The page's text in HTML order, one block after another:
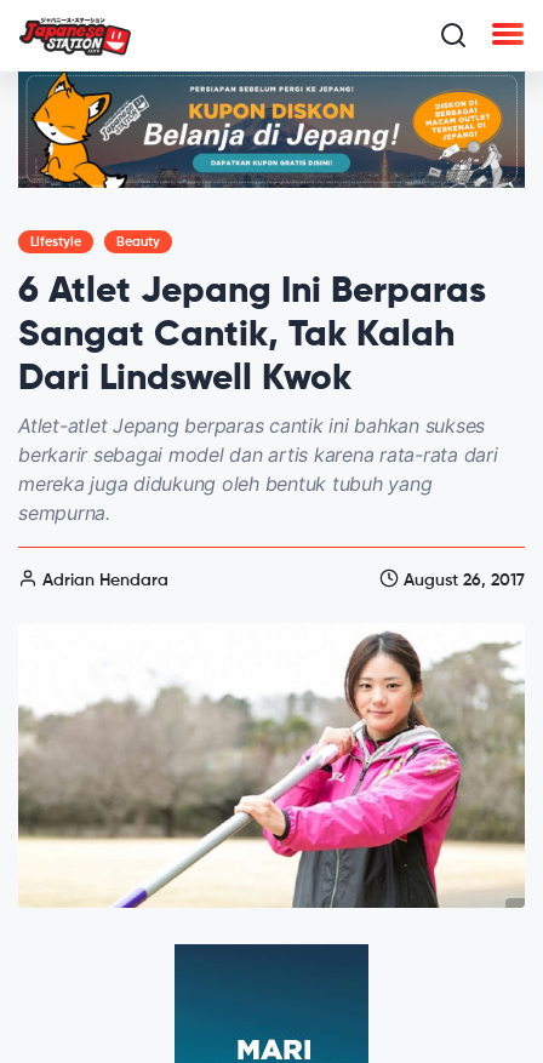
Lifestyle Beauty
6 Atlet Jepang Ini Berparas
Sangat Cantik, Tak Kalah
Dari Lindswell Kwok
Atlet-atlet Jepang berparas cantik ini bahkan sukses
berkarir sebagai model dan artis karena rata-rata dari
mereka juga didukung oleh bentuk tubuh yang
sempurna.
Adrian Hendara August 26, 2017